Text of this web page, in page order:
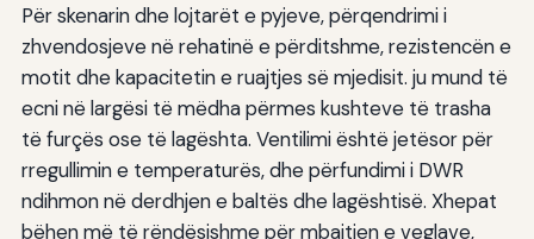
Për skenarin dhe lojtarët e pyjeve, përqendrimi i
zhvendosjeve në rehatinë e përditshme, rezistencën e
motit dhe kapacitetin e ruajtjes së mjedisit. ju mund të
ecni në largësi të mëdha përmes kushteve të trasha
të furçës ose të lagështa. Ventilimi është jetësor për
rregullimin e temperaturës, dhe përfundimi i DWR
ndihmon në derdhjen e baltës dhe lagështisë. Xhepat
bëhen më të rëndësishme për mbajtjen e veglave,